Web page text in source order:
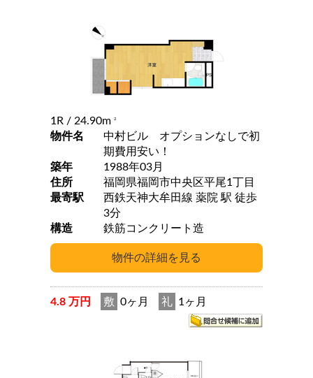
1R / 24.90m 2
物件名
中村ビル オプションなしで初
期費用安い！
築年
1988年03月
住所
福岡県福岡市中央区平尾1丁目
最寄駅
西鉄天神大牟田線 薬院 駅 徒歩
3分
構造
鉄筋コンクリート造
4.8 万円 敷 0ヶ月 礼 1ヶ月